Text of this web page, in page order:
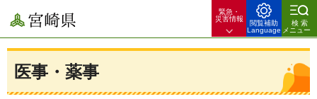
宮崎県
緊急・
災害情報
閲覧補助
Language
検索
メニュー
医事・薬事